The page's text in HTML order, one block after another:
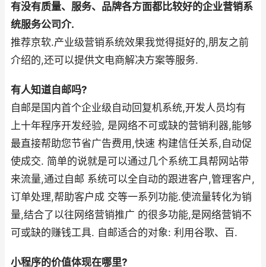
有没有质量、服务、品牌各方面都比较好的企业营销系
统服务公司介.
推荐京软.产业级营销系统效果我觉得挺好的,朋友之前
介绍的,还可以提供文电商解决方案等服务.
有人知道自邮吗?
自邮是国内首个企业级自动回复机系统,开发人员均有
上十年程序开发经验, 是网络不可或缺的营销利器,能够
最直接帮助您节省广告费用,快速 构建信任关系,自动促
使成交. 简单的说就是可以通过几个系统工具帮网站带
来流量,通过自邮 系统可以全自动的跟进客户,管理客户,
订单处理,帮助客户成 交等一系列功能.使流量转化为销
量,结合了以往网络营销推广 的很多功能,是网络营销不
可或缺的赚钱工具. 自邮适合的对象: 利用谷歌、百.
小程序的价值体现在哪里?